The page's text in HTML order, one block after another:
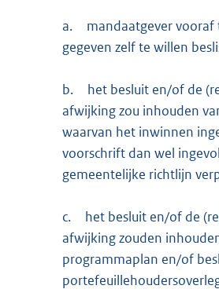
a.
mandaatgever
gegeven zelf te willen
b.
het besluit en/of de
afwijking zou inhouden
waarvan het inwinnen
voorschrift dan wel
gemeentelijke richtlijn
c.
het besluit en/of de
afwijking zouden
programmaplan en/of